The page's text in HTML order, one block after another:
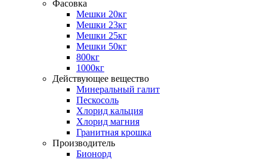
Фасовка
Мешки 20кг
Мешки 23кг
Мешки 25кг
Мешки 50кг
800кг
1000кг
Действующее вещество
Минеральный галит
Пескосоль
Хлорид кальция
Хлорид магния
Гранитная крошка
Производитель
Бионорд